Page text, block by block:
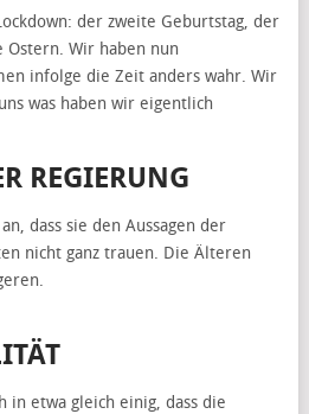
der zweite Geburtstag, der
Ostern. Wir haben nun
infolge die Zeit anders wahr. Wir
was haben wir eigentlich
REGIERUNG
dass sie den Aussagen der
nicht ganz trauen. Die Älteren
in etwa gleich einig, dass die